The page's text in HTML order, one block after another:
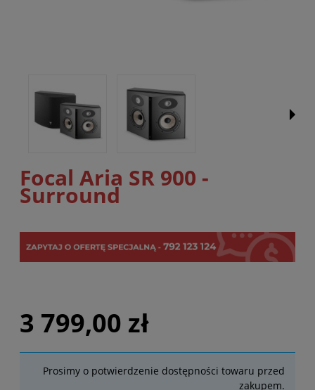
Focal Aria SR 900 -
Surround
3 799,00 zł
Prosimy o potwierdzenie dostępności towaru przed
zakupem.